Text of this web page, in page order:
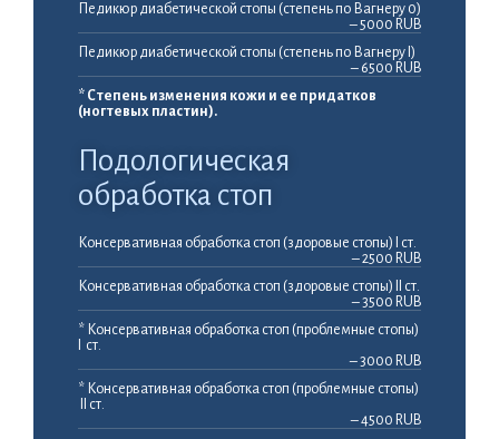
Педикюр диабетической стопы (степень по Вагнеру 0)
– 5000 RUB
Педикюр диабетической стопы (степень по Вагнеру I)
– 6500 RUB
* Степень изменения кожи и ее придатков
(ногтевых пластин).
Подологическая
обработка стоп
Консервативная обработка стоп (здоровые стопы) I ст.
– 2500 RUB
Консервативная обработка стоп (здоровые стопы) II ст.
– 3500 RUB
* Консервативная обработка стоп (проблемные стопы)
I ст.
– 3000 RUB
* Консервативная обработка стоп (проблемные стопы)
II ст.
– 4500 RUB